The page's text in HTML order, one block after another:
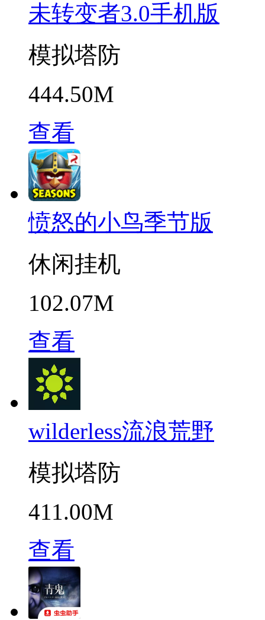
未转变者3.0手机版
模拟塔防
444.50M
查看
愤怒的小鸟季节版
休闲挂机
102.07M
查看
wilderless流浪荒野
模拟塔防
411.00M
查看